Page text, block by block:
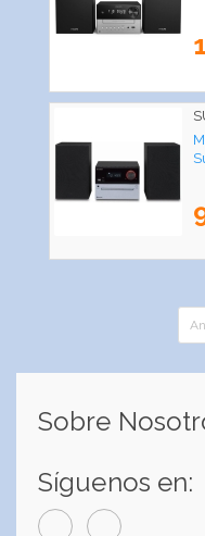
Sobre
Síguenos en: